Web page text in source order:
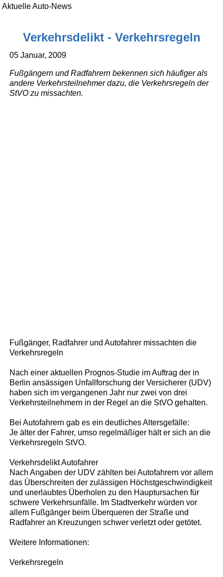
Aktuelle Auto-News
Verkehrsdelikt - Verkehrsregeln
05 Januar, 2009
Fußgängern und Radfahrern bekennen sich häufiger als
andere Verkehrsteilnehmer dazu, die Verkehrsregeln der
StVO zu missachten.
Fußgänger, Radfahrer und Autofahrer missachten die
Verkehrsregeln
Nach einer aktuellen Prognos-Studie im Auftrag der in
Berlin ansässigen Unfallforschung der Versicherer (UDV)
haben sich im vergangenen Jahr nur zwei von drei
Verkehrsteilnehmern in der Regel an die StVO gehalten.
Bei Autofahrern gab es ein deutliches Altersgefälle:
Je älter der Fahrer, umso regelmäßiger hält er sich an die
Verkehrsregeln StVO.
Verkehrsdelikt Autofahrer
Nach Angaben der UDV zählten bei Autofahrern vor allem
das Überschreiten der zulässigen Höchstgeschwindigkeit
und unerlaubtes Überholen zu den Hauptursachen für
schwere Verkehrsunfälle. Im Stadtverkehr würden vor
allem Fußgänger beim Überqueren der Straße und
Radfahrer an Kreuzungen schwer verletzt oder getötet.
Weitere Informationen:
Verkehrsregeln